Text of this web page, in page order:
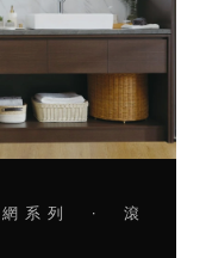
系列 · 滾